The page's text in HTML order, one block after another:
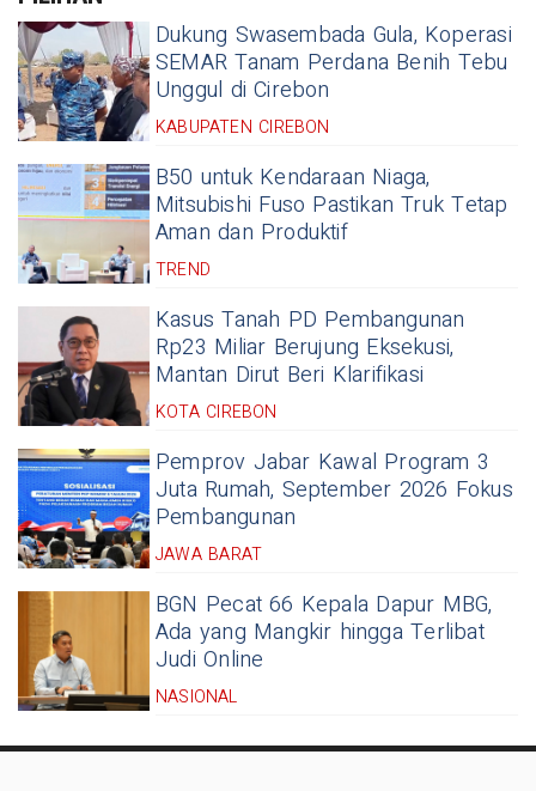
Dukung Swasembada Gula, Koperasi
SEMAR Tanam Perdana Benih Tebu
Unggul di Cirebon
KABUPATEN CIREBON
B50 untuk Kendaraan Niaga,
Mitsubishi Fuso Pastikan Truk Tetap
Aman dan Produktif
TREND
Kasus Tanah PD Pembangunan
Rp23 Miliar Berujung Eksekusi,
Mantan Dirut Beri Klarifikasi
KOTA CIREBON
Pemprov Jabar Kawal Program 3
Juta Rumah, September 2026 Fokus
Pembangunan
JAWA BARAT
BGN Pecat 66 Kepala Dapur MBG,
Ada yang Mangkir hingga Terlibat
Judi Online
NASIONAL